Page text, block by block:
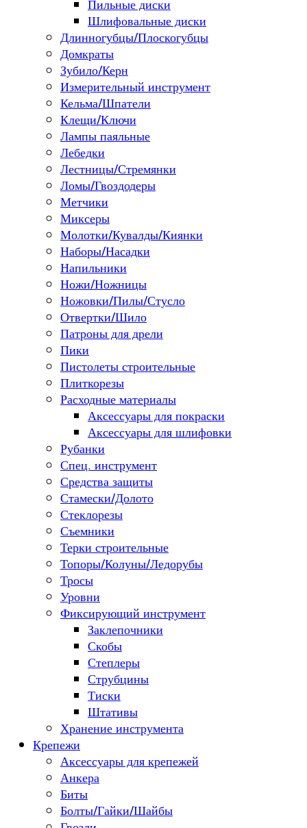
Пильные диски
Шлифовальные диски
Длинногубцы/Плоскогубцы
Домкраты
Зубило/Керн
Измерительный инструмент
Кельма/Шпатели
Клещи/Ключи
Лампы паяльные
Лебедки
Лестницы/Стремянки
Ломы/Гвоздодеры
Метчики
Миксеры
Молотки/Кувалды/Киянки
Наборы/Насадки
Напильники
Ножи/Ножницы
Ножовки/Пилы/Стусло
Отвертки/Шило
Патроны для дрели
Пики
Пистолеты строительные
Плиткорезы
Расходные материалы
Аксессуары для покраски
Аксессуары для шлифовки
Рубанки
Спец. инструмент
Средства защиты
Стамески/Долото
Стеклорезы
Съемники
Терки строительные
Топоры/Колуны/Ледорубы
Тросы
Уровни
Фиксирующий инструмент
Заклепочники
Скобы
Степлеры
Струбцины
Тиски
Штативы
Хранение инструмента
Крепежи
Аксессуары для крепежей
Анкера
Биты
Болты/Гайки/Шайбы